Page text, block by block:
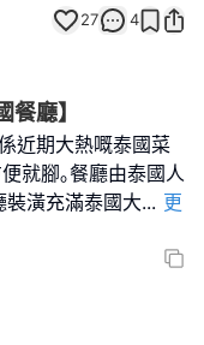
27 4
餐廳】
近期大熱嘅泰國菜
就腳｡餐廳由泰國人
裝潢充滿泰國大... 更